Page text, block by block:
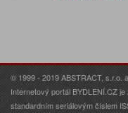
© 1999 - 2019 ABSTRACT, s.r.o.
Internetový portál BYDLENÍ.CZ
standardním seriálovým číslem